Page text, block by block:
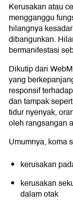
Kerusakan atau
mengganggu
hilangnya
dibangunkan.
bermanifestasi
Dikutip dari
yang
responsif
dan tampak
tidur nyenyak,
oleh rangsangan
Umumnya, koma
kerusakan
kerusakan
dalam otak